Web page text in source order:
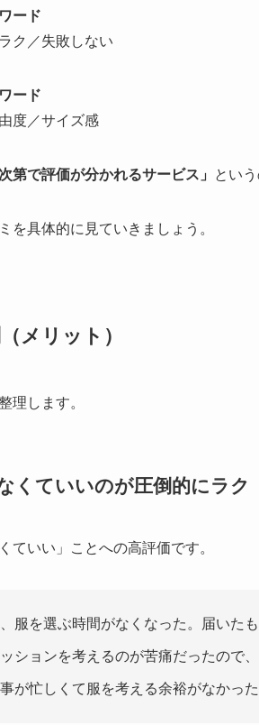
ード
ク／失敗しない
ード
度／サイズ感
次第で評価が分かれるサービス」 とい
を具体的に見ていきましょう。
メリット）
理します。
くていいのが圧倒的にラク
ていい」ことへの高評価です。
服を選ぶ時間がなくなった。届いた
ションを考えるのが苦痛だったので
が忙しくて服を考える余裕がなかっ